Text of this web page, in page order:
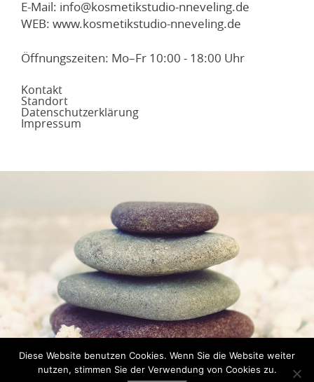
JETZT TERMIN
E-Mail: info@kosmetikstudio-nneveling.de
WEB: www.kosmetikstudio-nneveling.de
Öffnungszeiten: Mo–Fr 10:00 - 18:00 Uhr
Kontakt
Standort
Datenschutzerklärung
Impressum
Diese Website benutzen Cookies. Wenn Sie die Website weiter
nutzen, stimmen Sie der Verwendung von Cookies zu.